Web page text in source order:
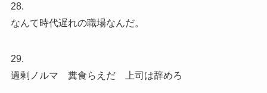
28.
なんて時代遅れの職場なんだ。
29.
過剰ノルマ 糞食らえだ 上司は辞めろ